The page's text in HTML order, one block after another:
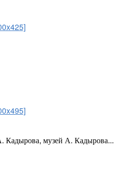
Кадырова, музей А. Кадырова...